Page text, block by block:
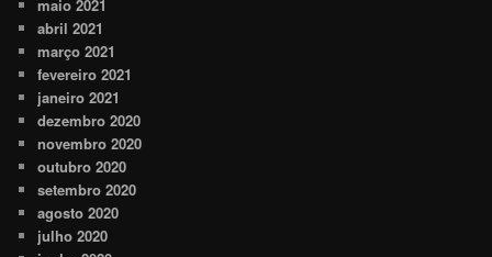
maio 2021
abril 2021
março 2021
fevereiro 2021
janeiro 2021
dezembro 2020
novembro 2020
outubro 2020
setembro 2020
agosto 2020
julho 2020